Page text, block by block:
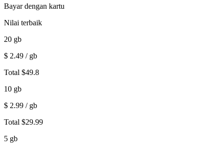
Bayar dengan kartu
Nilai terbaik
20 gb
$ 2.49 / gb
Total $49.8
10 gb
$ 2.99 / gb
Total $29.99
5 gb